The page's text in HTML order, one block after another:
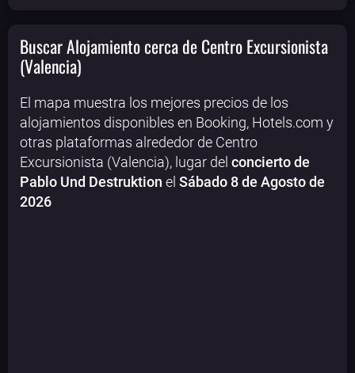
Buscar Alojamiento cerca de Centro Excursionista
(Valencia)
El mapa muestra los mejores precios de los
alojamientos disponibles en Booking, Hotels.com y
otras plataformas alrededor de Centro
Excursionista (Valencia), lugar del concierto de
Pablo Und Destruktion el Sábado 8 de Agosto de
2026